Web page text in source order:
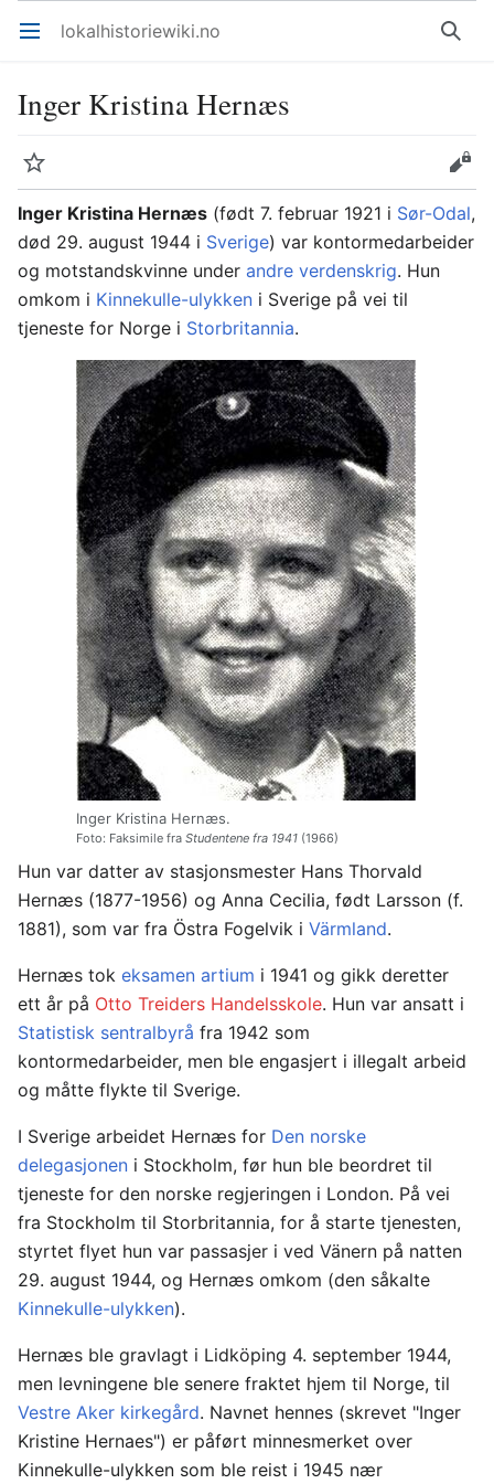
Åpne hovedmenyen lokalhistoriewiki.no Søk
Inger Kristina Hernæs
Overvåk
Rediger
Inger Kristina Hernæs (født 7. februar 1921 i Sør-Odal,
død 29. august 1944 i Sverige) var kontormedarbeider
og motstandskvinne under andre verdenskrig. Hun
omkom i Kinnekulle-ulykken i Sverige på vei til
tjeneste for Norge i Storbritannia.
Inger Kristina Hernæs.
Foto: Faksimile fra Studentene fra 1941 (1966)
Hun var datter av stasjonsmester Hans Thorvald
Hernæs (1877-1956) og Anna Cecilia, født Larsson (f.
1881), som var fra Östra Fogelvik i Värmland.
Hernæs tok eksamen artium i 1941 og gikk deretter
ett år på Otto Treiders Handelsskole. Hun var ansatt i
Statistisk sentralbyrå fra 1942 som
kontormedarbeider, men ble engasjert i illegalt arbeid
og måtte flykte til Sverige.
I Sverige arbeidet Hernæs for Den norske
delegasjonen i Stockholm, før hun ble beordret til
tjeneste for den norske regjeringen i London. På vei
fra Stockholm til Storbritannia, for å starte tjenesten,
styrtet flyet hun var passasjer i ved Vänern på natten
29. august 1944, og Hernæs omkom (den såkalte
Kinnekulle-ulykken).
Hernæs ble gravlagt i Lidköping 4. september 1944,
men levningene ble senere fraktet hjem til Norge, til
Vestre Aker kirkegård. Navnet hennes (skrevet "Inger
Kristine Hernaes") er påført minnesmerket over
Kinnekulle-ulykken som ble reist i 1945 nær